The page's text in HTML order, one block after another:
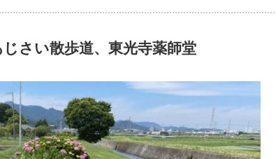
さい散歩道、東光寺薬師堂